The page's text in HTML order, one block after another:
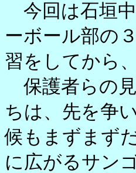
今回は石垣
ーボール部の
習をしてから
保護者らの
ちは、先を争
候もまずまず
に広がるサン